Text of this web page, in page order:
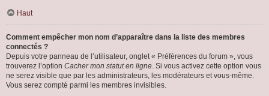
Haut
Comment empêcher mon nom d’apparaître dans la liste des membres
connectés ?
Depuis votre panneau de l’utilisateur, onglet « Préférences du forum », vous
trouverez l’option Cacher mon statut en ligne. Si vous activez cette option vous
ne serez visible que par les administrateurs, les modérateurs et vous-même.
Vous serez compté parmi les membres invisibles.